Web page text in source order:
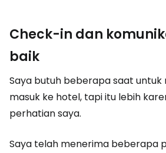
Check-in dan
baik
Saya butuh beberapa saat
masuk ke hotel, tapi itu lebih
perhatian saya.
Saya telah menerima beberapa